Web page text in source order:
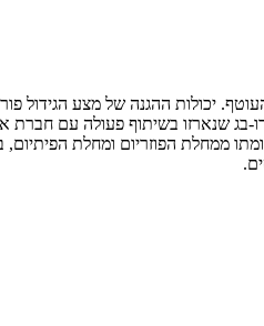
יכולות ההגנה של מצע הגידול
בג שנארזו בשיתוף פעולה עם
הפוזריום ומחלת הפיתיום,